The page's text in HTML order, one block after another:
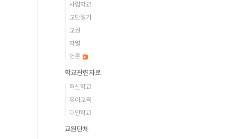
사립학교
교단일기
교권
학벌
언론
학교관련자료
혁신학교
유아교육
대안학교
교원단체